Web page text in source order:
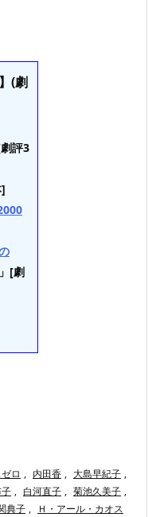
(劇
劇評3
」[劇
ロ , 内田香 , 大島早紀子 ,
, 白河直子 , 菊池久美子 ,
典子 , Ｈ・アール・カオス